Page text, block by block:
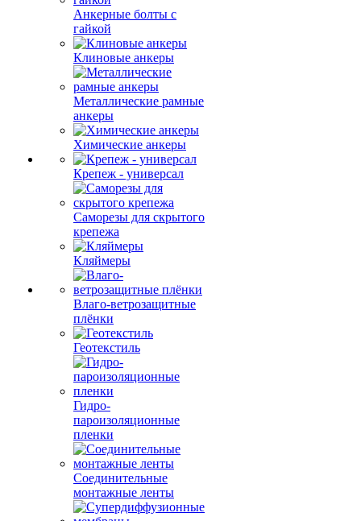
Анкерные болты с
гайкой
Клиновые анкеры
Металлические рамные
анкеры
Химические анкеры
Крепеж - универсал
Саморезы для скрытого
крепежа
Кляймеры
Влаго-ветрозащитные
плёнки
Геотекстиль
Гидро-
пароизоляционные
пленки
Соединительные
монтажные ленты